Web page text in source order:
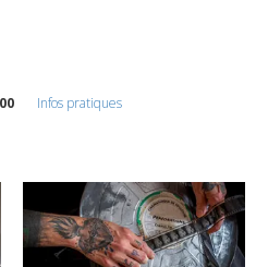
Infos pratiques